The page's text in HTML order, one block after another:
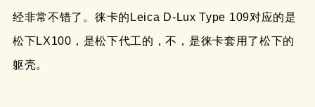
经非常不错了。徕卡的Leica D-Lux Type 109对应的是
松下LX100，是松下代工的，不，是徕卡套用了松下的
躯壳。